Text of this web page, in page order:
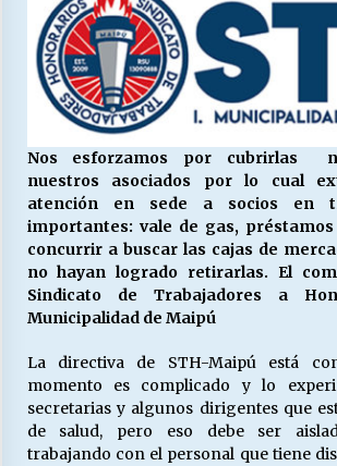
25/06/2026
¿Qué habrían dicho?
23/06/2026
VOLVER A SER ALTERNATIVA
16/06/2026
MUNICIPALIDADES,
28/05/2026
Releyendo la Rerum
cuestión social hoy”.
16/05/2026
Nos esforzamos por cubrirlas
nuestros asociados por lo cual
atención en sede a socios en
importantes: vale de gas,
concurrir a buscar las cajas de
no hayan logrado retirarlas. El
Sindicato de Trabajadores a
Municipalidad de Maipú
La directiva de STH-Maipú está
momento es complicado y lo
secretarias y algunos dirigentes que
de salud, pero eso debe ser
trabajando con el personal que tiene